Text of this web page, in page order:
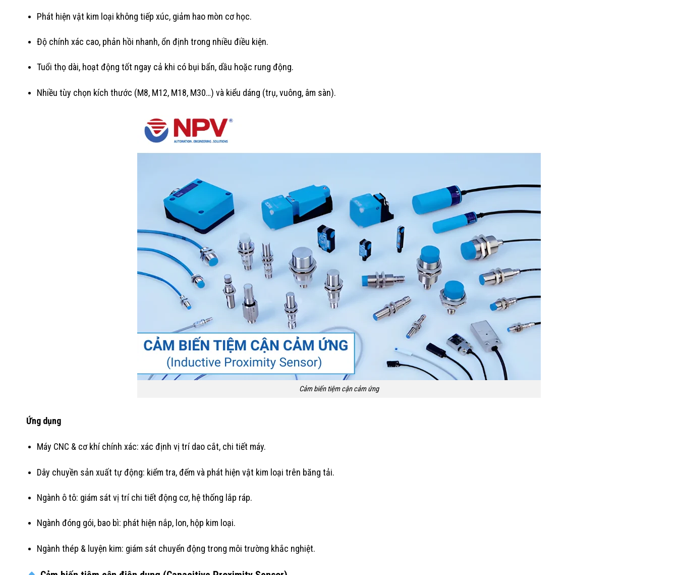
Phát hiện vật kim loại không tiếp xúc, giảm hao mòn cơ học.
Độ chính xác cao, phản hồi nhanh, ổn định trong nhiều điều kiện.
Tuổi thọ dài, hoạt động tốt ngay cả khi có bụi bẩn, dầu hoặc rung động.
Nhiều tùy chọn kích thước (M8, M12, M18, M30…) và kiểu dáng (trụ, vuông, âm sàn).
Cảm biến tiệm cận cảm ứng
Ứng dụng
Máy CNC & cơ khí chính xác: xác định vị trí dao cắt, chi tiết máy.
Dây chuyền sản xuất tự động: kiểm tra, đếm và phát hiện vật kim loại trên băng tải.
Ngành ô tô: giám sát vị trí chi tiết động cơ, hệ thống lắp ráp.
Ngành đóng gói, bao bì: phát hiện nắp, lon, hộp kim loại.
Ngành thép & luyện kim: giám sát chuyển động trong môi trường khắc nghiệt.